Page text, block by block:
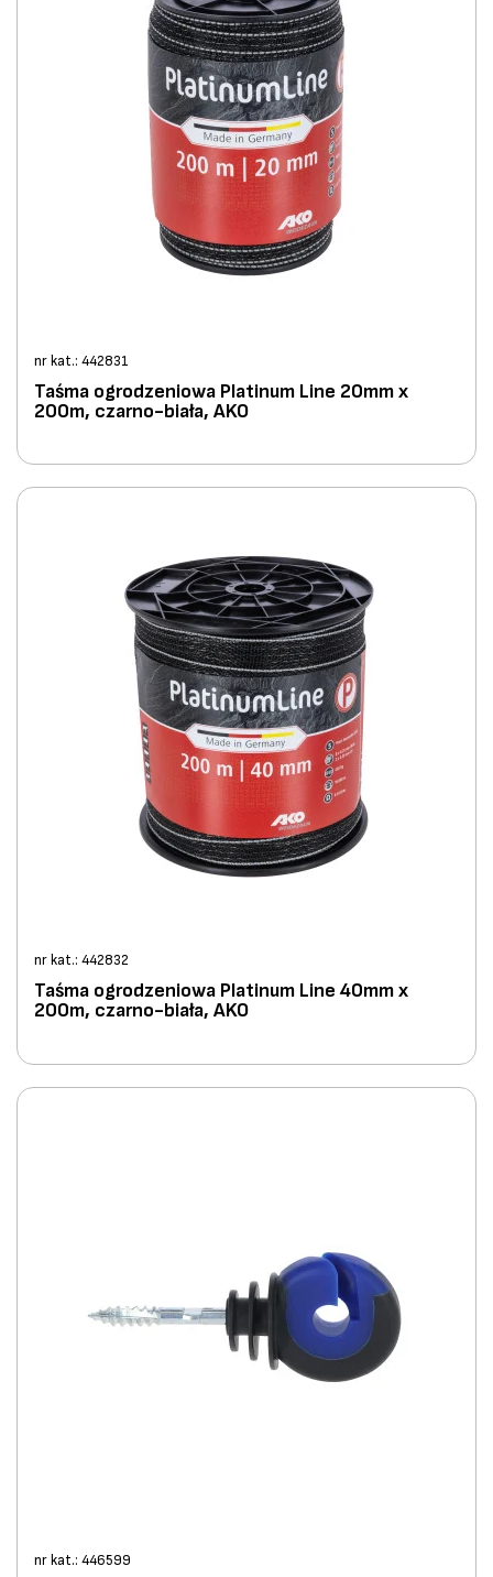
nr kat.: 442831
Taśma ogrodzeniowa Platinum Line 20mm x
200m, czarno-biała, AKO
nr kat.: 442832
Taśma ogrodzeniowa Platinum Line 40mm x
200m, czarno-biała, AKO
nr kat.: 446599